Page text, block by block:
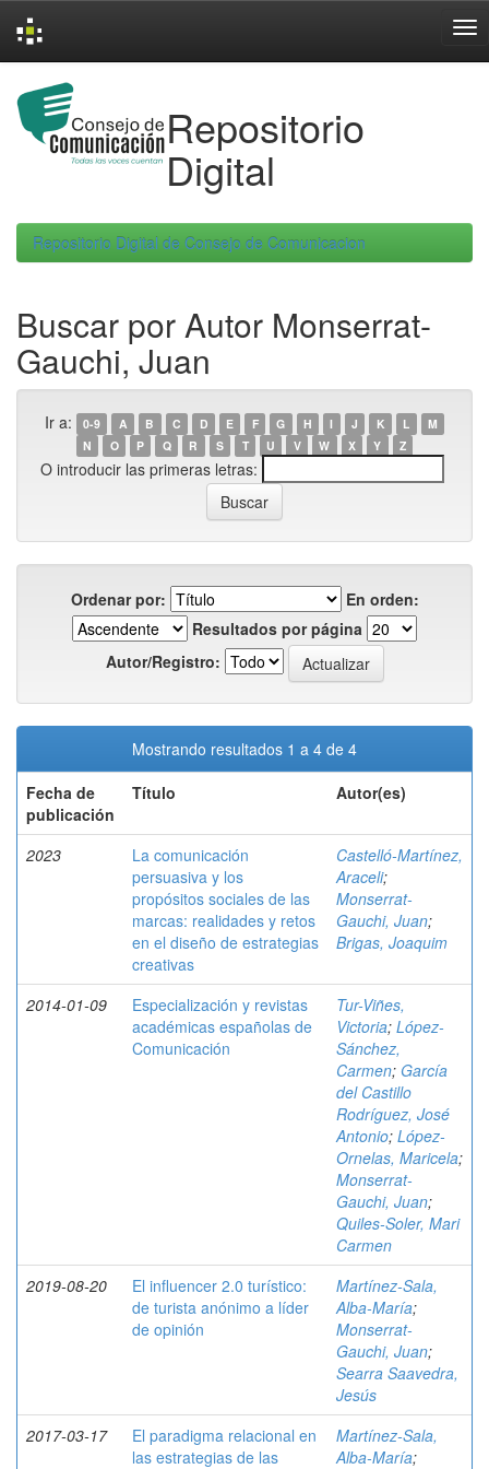
navigation
Repositorio
Digital
Repositorio Digital de Consejo de Comunicacion
Buscar por Autor Monserrat-
Gauchi, Juan
Ir a: 0-9 A B C D E F G H I J K L
M
N
O P Q R S T U V W X Y Z
O introducir las primeras letras:
Ordenar por:
En orden:
Resultados por página
Autor/Registro:
Mostrando resultados 1 a 4 de 4
Fecha de
publicación
Título Autor(es)
2023
La comunicación
persuasiva y los
propósitos sociales de las
marcas: realidades y retos
en el diseño de estrategias
creativas
Castelló-Martínez,
Araceli;
Monserrat-
Gauchi, Juan;
Brigas, Joaquim
2014-01-09
Especialización y revistas
académicas españolas de
Comunicación
Tur-Viñes,
Victoria; López-
Sánchez,
Carmen; García
del Castillo
Rodríguez, José
Antonio; López-
Ornelas, Maricela;
Monserrat-
Gauchi, Juan;
Quiles-Soler, Mari
Carmen
2019-08-20
El influencer 2.0 turístico:
de turista anónimo a líder
de opinión
Martínez-Sala,
Alba-María;
Monserrat-
Gauchi, Juan;
Searra Saavedra,
Jesús
2017-03-17
El paradigma relacional en
las estrategias de las
Martínez-Sala,
Alba-María;